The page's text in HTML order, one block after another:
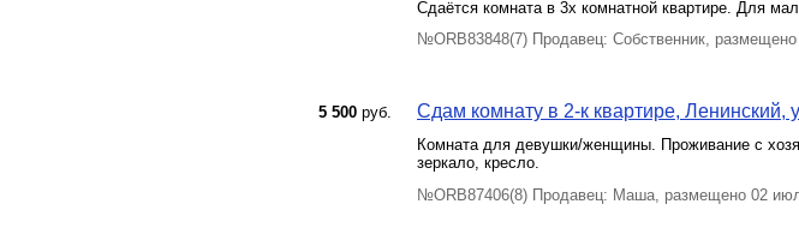
Сдаётся комната в 3х комнатной квартире. Для
№ORB83848(7) Продавец: Собственник,
5 500 руб. Сдам комнату в 2-к квартире, Ленинский,
Комната для девушки/женщины. Проживание с
зеркало, кресло.
№ORB87406(8) Продавец: Маша, размещено 02